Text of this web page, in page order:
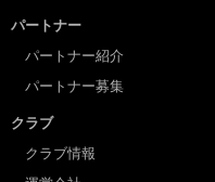
パートナー
パートナー紹介
パートナー募集
クラブ
クラブ情報